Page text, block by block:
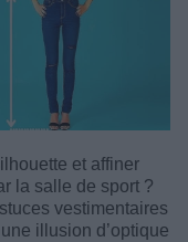
et affiner
la salle de sport ?
vestimentaires
illusion d’optique